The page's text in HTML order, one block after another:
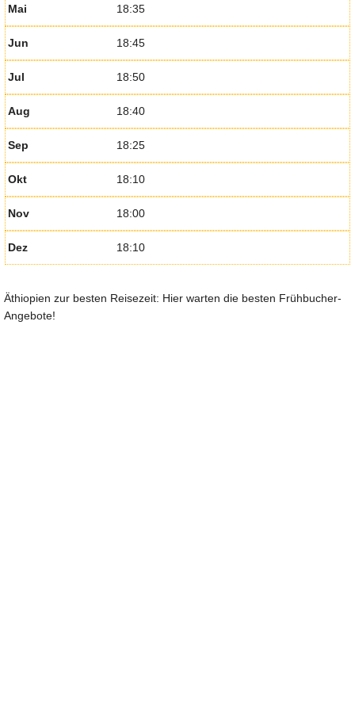
Mai 18:35
Jun 18:45
Jul 18:50
Aug 18:40
Sep 18:25
Okt 18:10
Nov 18:00
Dez 18:10
Äthiopien zur besten Reisezeit: Hier warten die besten Frühbucher-
Angebote!